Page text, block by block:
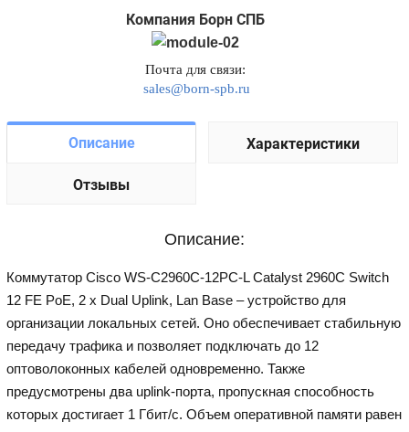
Компания Борн СПБ
Почта для связи:
sales@born-spb.ru
Описание Характеристики
Отзывы
Описание:
Коммутатор Cisco WS-C2960C-12PC-L Catalyst 2960C Switch
12 FE PoE, 2 x Dual Uplink, Lan Base – устройство для
организации локальных сетей. Оно обеспечивает стабильную
передачу трафика и позволяет подключать до 12
оптоволоконных кабелей одновременно. Также
предусмотрены два uplink-порта, пропускная способность
которых достигает 1 Гбит/с. Объем оперативной памяти равен